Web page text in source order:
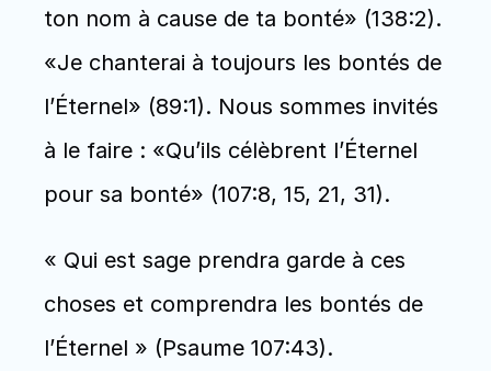
ton nom à cause de ta bonté» (138:2).
«Je chanterai à toujours les bontés de
l’Éternel» (89:1). Nous sommes invités
à le faire : «Qu’ils célèbrent l’Éternel
pour sa bonté» (107:8, 15, 21, 31).
« Qui est sage prendra garde à ces
choses et comprendra les bontés de
l’Éternel » (Psaume 107:43).